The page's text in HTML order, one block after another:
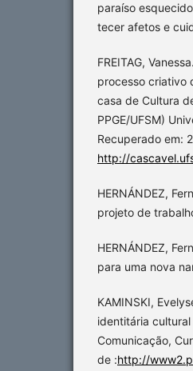
paraíso
tecer afetos e
FREITAG,
processo criativo
casa de Cultura
PPGE/UFSM)
Recuperado em:
http://
HERNÁNDEZ,
projeto de
HERNÁNDEZ,
para uma nova
KAMINSKI,
identitária
Comunicação,
de :http://